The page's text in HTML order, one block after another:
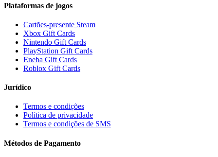
Plataformas de jogos
Cartões-presente Steam
Xbox Gift Cards
Nintendo Gift Cards
PlayStation Gift Cards
Eneba Gift Cards
Roblox Gift Cards
Jurídico
Termos e condições
Política de privacidade
Termos e condições de SMS
Métodos de Pagamento